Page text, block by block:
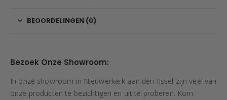
BEOORDELINGEN (0)
Bezoek Onze Showroom:
In onze showroom in Nieuwerkerk aan den IJssel zijn veel van
onze producten te bezichtigen en uit te proberen. Kom